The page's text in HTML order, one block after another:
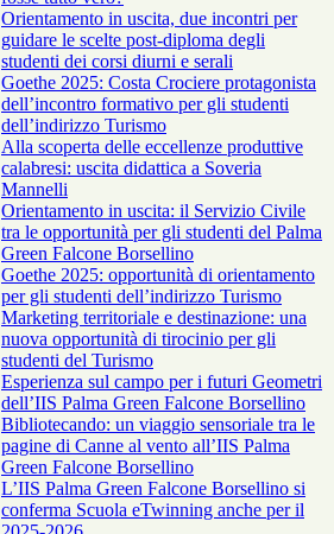
Orientamento in uscita, due incontri per
guidare le scelte post-diploma degli
studenti dei corsi diurni e serali
Goethe 2025: Costa Crociere protagonista
dell’incontro formativo per gli studenti
dell’indirizzo Turismo
Alla scoperta delle eccellenze produttive
calabresi: uscita didattica a Soveria
Mannelli
Orientamento in uscita: il Servizio Civile
tra le opportunità per gli studenti del Palma
Green Falcone Borsellino
Goethe 2025: opportunità di orientamento
per gli studenti dell’indirizzo Turismo
Marketing territoriale e destinazione: una
nuova opportunità di tirocinio per gli
studenti del Turismo
Esperienza sul campo per i futuri Geometri
dell’IIS Palma Green Falcone Borsellino
Bibliotecando: un viaggio sensoriale tra le
pagine di Canne al vento all’IIS Palma
Green Falcone Borsellino
L’IIS Palma Green Falcone Borsellino si
conferma Scuola eTwinning anche per il